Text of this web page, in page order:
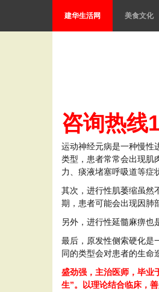
建华生活网 美食文化
咨询热线
运动神经元病是一种慢性
类型，患者常常会出现肌
力、痰液堵塞呼吸道等症
其次，进行性肌萎缩虽然
期，患者可能会出现因肺
另外，进行性延髓麻痹也
最后，原发性侧索硬化是
同的类型会对患者的生命
盛劲强，主治医师，毕业
生”。以理论结合临床，